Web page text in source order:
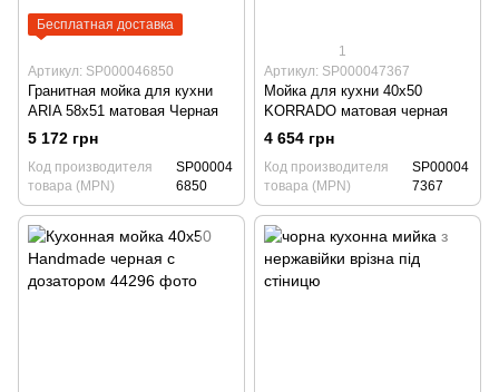
Бесплатная доставка
Артикул: SP000046850
Гранитная мойка для кухни
ARIA 58х51 матовая Черная
5 172 грн
Код производителя
товара (MPN)
SP00004
6850
1
Артикул: SP000047367
Мойка для кухни 40х50
KORRADO матовая черная
4 654 грн
Код производителя
товара (MPN)
SP00004
7367